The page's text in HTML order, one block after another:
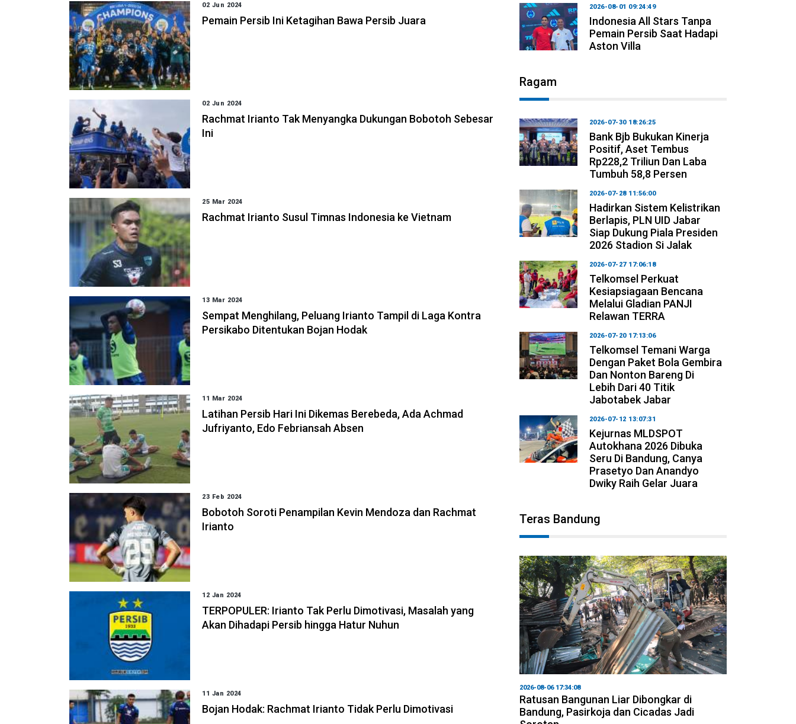
02 Jun 2024
Pemain Persib Ini Ketagihan Bawa Persib Juara
02 Jun 2024
Rachmat Irianto Tak Menyangka Dukungan Bobotoh Sebesar
Ini
25 Mar 2024
Rachmat Irianto Susul Timnas Indonesia ke Vietnam
13 Mar 2024
Sempat Menghilang, Peluang Irianto Tampil di Laga Kontra
Persikabo Ditentukan Bojan Hodak
11 Mar 2024
Latihan Persib Hari Ini Dikemas Berebeda, Ada Achmad
Jufriyanto, Edo Febriansah Absen
23 Feb 2024
Bobotoh Soroti Penampilan Kevin Mendoza dan Rachmat
Irianto
12 Jan 2024
TERPOPULER: Irianto Tak Perlu Dimotivasi, Masalah yang
Akan Dihadapi Persib hingga Hatur Nuhun
11 Jan 2024
Bojan Hodak: Rachmat Irianto Tidak Perlu Dimotivasi
2026-08-01 09:24:49
Indonesia All Stars Tanpa
Pemain Persib Saat Hadapi
Aston Villa
Ragam
2026-07-30 18:26:25
Bank Bjb Bukukan Kinerja
Positif, Aset Tembus
Rp228,2 Triliun Dan Laba
Tumbuh 58,8 Persen
2026-07-28 11:56:00
Hadirkan Sistem Kelistrikan
Berlapis, PLN UID Jabar
Siap Dukung Piala Presiden
2026 Stadion Si Jalak
2026-07-27 17:06:18
Telkomsel Perkuat
Kesiapsiagaan Bencana
Melalui Gladian PANJI
Relawan TERRA
2026-07-20 17:13:06
Telkomsel Temani Warga
Dengan Paket Bola Gembira
Dan Nonton Bareng Di
Lebih Dari 40 Titik
Jabotabek Jabar
2026-07-12 13:07:31
Kejurnas MLDSPOT
Autokhana 2026 Dibuka
Seru Di Bandung, Canya
Prasetyo Dan Anandyo
Dwiky Raih Gelar Juara
Teras Bandung
2026-08-06 17:34:08
Ratusan Bangunan Liar Dibongkar di
Bandung, Pasirkoja dan Cicadas Jadi